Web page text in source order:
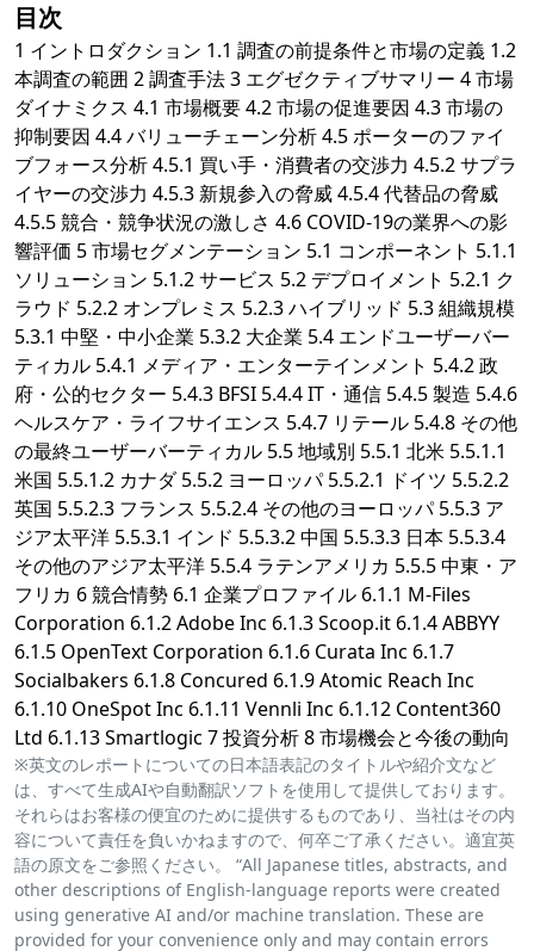
目次
1 イントロダクション 1.1 調査の前提条件と市場の定義 1.2
本調査の範囲 2 調査手法 3 エグゼクティブサマリー 4 市場
ダイナミクス 4.1 市場概要 4.2 市場の促進要因 4.3 市場の
抑制要因 4.4 バリューチェーン分析 4.5 ポーターのファイ
ブフォース分析 4.5.1 買い手・消費者の交渉力 4.5.2 サプラ
イヤーの交渉力 4.5.3 新規参入の脅威 4.5.4 代替品の脅威
4.5.5 競合・競争状況の激しさ 4.6 COVID-19の業界への影
響評価 5 市場セグメンテーション 5.1 コンポーネント 5.1.1
ソリューション 5.1.2 サービス 5.2 デプロイメント 5.2.1 ク
ラウド 5.2.2 オンプレミス 5.2.3 ハイブリッド 5.3 組織規模
5.3.1 中堅・中小企業 5.3.2 大企業 5.4 エンドユーザーバー
ティカル 5.4.1 メディア・エンターテインメント 5.4.2 政
府・公的セクター 5.4.3 BFSI 5.4.4 IT・通信 5.4.5 製造 5.4.6
ヘルスケア・ライフサイエンス 5.4.7 リテール 5.4.8 その他
の最終ユーザーバーティカル 5.5 地域別 5.5.1 北米 5.5.1.1
米国 5.5.1.2 カナダ 5.5.2 ヨーロッパ 5.5.2.1 ドイツ 5.5.2.2
英国 5.5.2.3 フランス 5.5.2.4 その他のヨーロッパ 5.5.3 ア
ジア太平洋 5.5.3.1 インド 5.5.3.2 中国 5.5.3.3 日本 5.5.3.4
その他のアジア太平洋 5.5.4 ラテンアメリカ 5.5.5 中東・ア
フリカ 6 競合情勢 6.1 企業プロファイル 6.1.1 M-Files
Corporation 6.1.2 Adobe Inc 6.1.3 Scoop.it 6.1.4 ABBYY
6.1.5 OpenText Corporation 6.1.6 Curata Inc 6.1.7
Socialbakers 6.1.8 Concured 6.1.9 Atomic Reach Inc
6.1.10 OneSpot Inc 6.1.11 Vennli Inc 6.1.12 Content360
Ltd 6.1.13 Smartlogic 7 投資分析 8 市場機会と今後の動向
※英文のレポートについての日本語表記のタイトルや紹介文など
は、すべて生成AIや自動翻訳ソフトを使用して提供しております。
それらはお客様の便宜のために提供するものであり、当社はその内
容について責任を負いかねますので、何卒ご了承ください。適宜英
語の原文をご参照ください。 “All Japanese titles, abstracts, and
other descriptions of English-language reports were created
using generative AI and/or machine translation. These are
provided for your convenience only and may contain errors